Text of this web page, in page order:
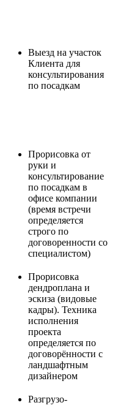
Выезд на участок
Клиента для
консультирования
по посадкам
Прорисовка от
руки и
консультирование
по посадкам в
офисе компании
(время встречи
определяется
строго по
договоренности со
специалистом)
Прорисовка
дендроплана и
эскиза (видовые
кадры). Техника
исполнения
проекта
определяется по
договорённости с
ландшафтным
дизайнером
Разгрузо-